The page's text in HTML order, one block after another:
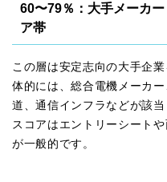
60〜79％：大手メーカ
ア帯
この層は安定志向の大手企
体的には、総合電機メーカ
道、通信インフラなどが該
スコアはエントリーシート
が一般的です。